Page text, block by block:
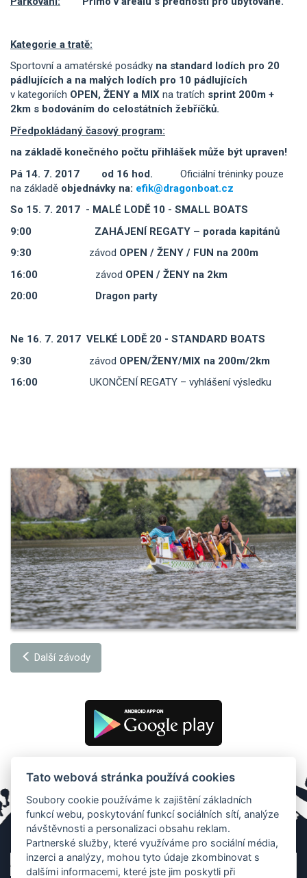
Kategorie a tratě:
Sportovní a amatérské posádky na standard lodích pro 20
pádlujících a na malých lodích pro 10 pádlujících
v kategoriích OPEN, ŽENY a MIX na tratích sprint 200m +
2km s bodováním do celostátních žebříčků.
Předpokládaný časový program:
na základě konečného počtu přihlášek může být upraven!
Pá 14. 7. 2017 od 16 hod. Oficiální tréninky pouze
na základě objednávky na: efik@dragonboat.cz
So 15. 7. 2017 - MALÉ LODĚ 10 - SMALL BOATS
9:00 ZAHÁJENÍ REGATY – porada kapitánů
9:30 závod OPEN / ŽENY / FUN na 200m
16:00 závod OPEN / ŽENY na 2km
20:00
Dragon party
Ne 16. 7. 2017 VELKÉ LODĚ 20 - STANDARD BOATS
9:30 závod OPEN/ŽENY/MIX na 200m/2km
16:00 UKONČENÍ REGATY – vyhlášení výsledku
Další závody
Tato webová stránka používá cookies
Soubory cookie používáme k zajištění základních
funkcí webu, poskytování funkcí sociálních sítí, analýze
návštěvnosti a personalizaci obsahu reklam.
Partnerské služby, které využíváme pro sociální média,
inzerci a analýzy, mohou tyto údaje zkombinovat s
dalšími informacemi, které jste jim poskytli při